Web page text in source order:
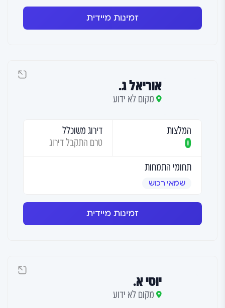
זמינות מיידית
אוריאל ג.
מקום לא ידוע
המלצות
0
דירוג משוכלל
טרם התקבל דירוג
תחומי התמחות
שמאי רכוש
זמינות מיידית
יוסי א.
מקום לא ידוע